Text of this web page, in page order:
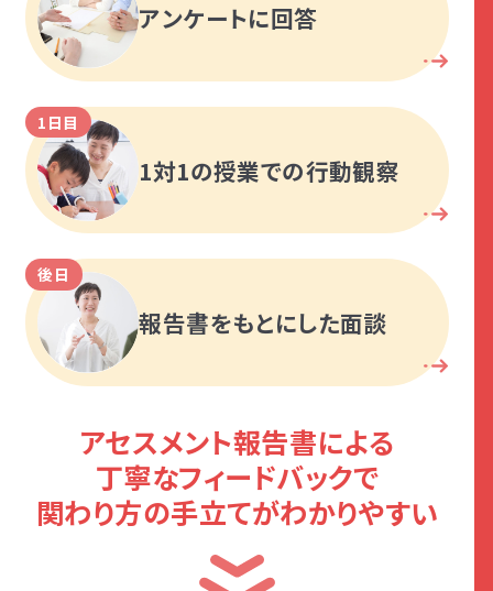
アンケートに回答
1日目
1対1の授業での行動観察
後日
報告書をもとにした面談
アセスメント報告書による
丁寧なフィードバックで
関わり方の手立てがわかりやすい